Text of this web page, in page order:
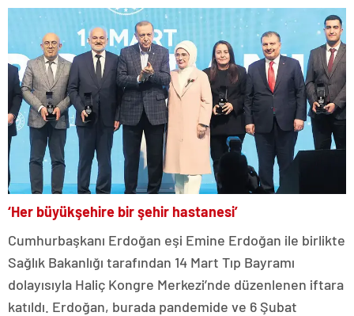
‘Her büyükşehire bir şehir hastanesi’
Cumhurbaşkanı Erdoğan eşi Emine Erdoğan ile birlikte
Sağlık Bakanlığı tarafından 14 Mart Tıp Bayramı
dolayısıyla Haliç Kongre Merkezi’nde düzenlenen iftara
katıldı. Erdoğan, burada pandemide ve 6 Şubat